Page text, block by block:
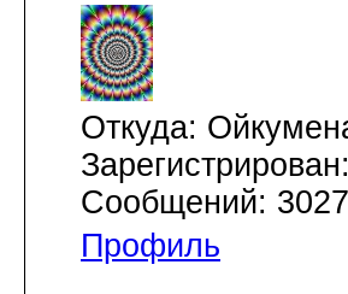
Откуда:
Сообщений: 3027
Профиль